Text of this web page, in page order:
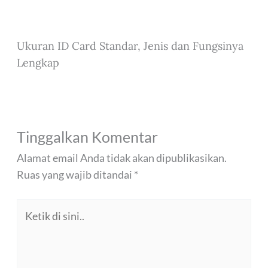
Ukuran ID Card Standar, Jenis dan Fungsinya
Lengkap
Tinggalkan Komentar
Alamat email Anda tidak akan dipublikasikan.
Ruas yang wajib ditandai *